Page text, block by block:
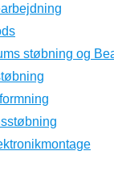
støbning og